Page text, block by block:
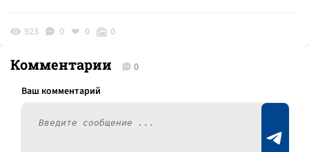
923 0 0 0
Комментарии 0